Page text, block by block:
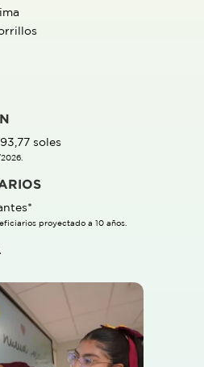
soles
proyectado a 10 años.